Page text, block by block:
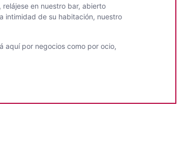
en nuestro bar, abierto
intimidad de su habitación, nuestro
aquí por negocios como por ocio,